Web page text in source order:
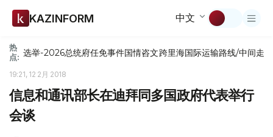
KAZINFORM 中文
热
点: 选举-2026总统府任免事件国情咨文跨里海国际运输路线/中间走廊
19:21, 12 2月 2018
信息和通讯部长在迪拜同多国政府代表举行
会谈